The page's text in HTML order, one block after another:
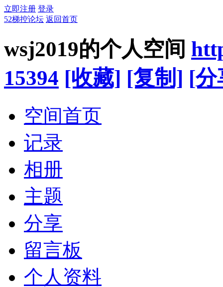
立即注册 登录
52梯控论坛 返回首页
wsj2019的个人空间
15394 [收藏] [复制] [分
空间首页
记录
相册
主题
分享
留言板
个人资料